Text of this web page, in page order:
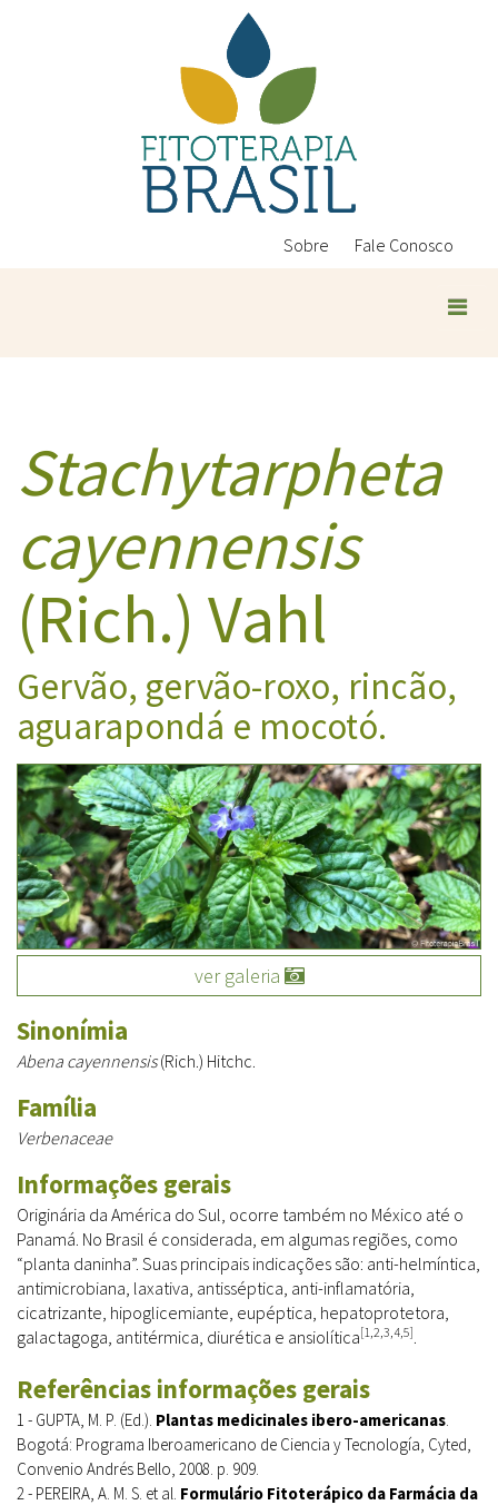
Sobre Fale Conosco
Stachytarpheta
cayennensis
(Rich.) Vahl
Gervão, gervão-roxo, rincão,
aguarapondá e mocotó.
ver galeria
Sinonímia
Abena cayennensis(Rich.) Hitchc.
Família
Verbenaceae
Informações gerais
Originária da América do Sul, ocorre também no México até o
Panamá. No Brasil é considerada, em algumas regiões, como
“planta daninha”. Suas principais indicações são: anti-helmíntica,
antimicrobiana, laxativa, antisséptica, anti-inflamatória,
cicatrizante, hipoglicemiante, eupéptica, hepatoprotetora,
galactagoga, antitérmica, diurética e ansiolítica[1,2,3,4,5]
Referências informações gerais
1 - GUPTA, M. P. (Ed.). Plantas medicinales ibero-americanas
Bogotá: Programa Iberoamericano de Ciencia y Tecnología, Cyted,
Convenio Andrés Bello, 2008. p. 909.
2 - PEREIRA, A. M. S. et al. Formulário Fitoterápico da Farmácia da